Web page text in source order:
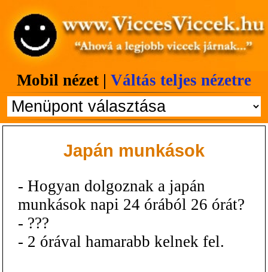
Mobil nézet | Váltás teljes nézetre
Japán munkások
- Hogyan dolgoznak a japán
munkások napi 24 órából 26 órát?
- ???
- 2 órával hamarabb kelnek fel.